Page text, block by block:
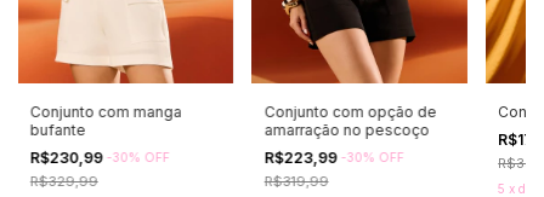
Conjunto com manga
bufante
R$230,99 -30% OFF
R$329,99
Conjunto com opção de
amarração no pescoço
R$223,99 -30% OFF
R$319,99 5 x de